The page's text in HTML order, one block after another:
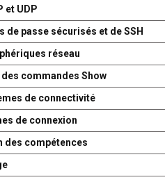
et UDP
passe sécurisés et de SSH
réseau
commandes Show
de connectivité
de connexion
des compétences